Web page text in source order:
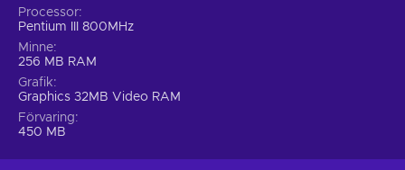
Processor
Pentium III 800MHz
Minne
256 MB RAM
Grafik
Graphics 32MB Video RAM
Förvaring
450 MB